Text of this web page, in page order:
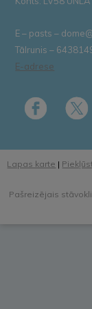
E – pasts –
Tālrunis –
E-adrese
Lapas karte |
Pašreizējais